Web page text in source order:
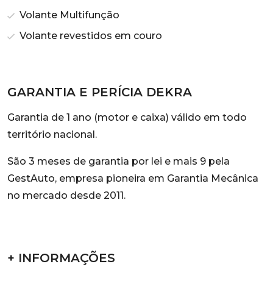
Volante Multifunção
Volante revestidos em couro
GARANTIA E PERÍCIA DEKRA
Garantia de 1 ano (motor e caixa) válido em todo
território nacional.
São 3 meses de garantia por lei e mais 9 pela
GestAuto, empresa pioneira em Garantia Mecânica
no mercado desde 2011.
+ INFORMAÇÕES